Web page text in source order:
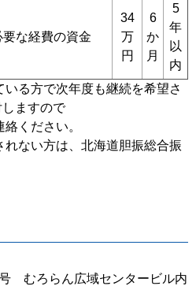
な経費の資金
34
万
円
6
か
月
5
年
以
内
いる方で次年度も継続を希望さ
ますので
ださい。
い方は、北海道胆振総合振
むろらん広域センタービル内